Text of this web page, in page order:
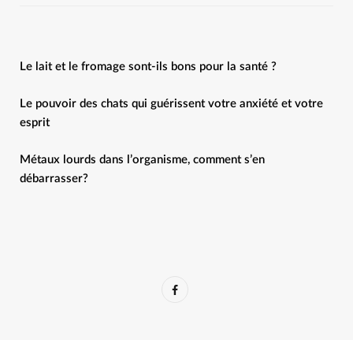
Le lait et le fromage sont-ils bons pour la santé ?
Le pouvoir des chats qui guérissent votre anxiété et votre
esprit
Métaux lourds dans l’organisme, comment s’en
débarrasser?
F